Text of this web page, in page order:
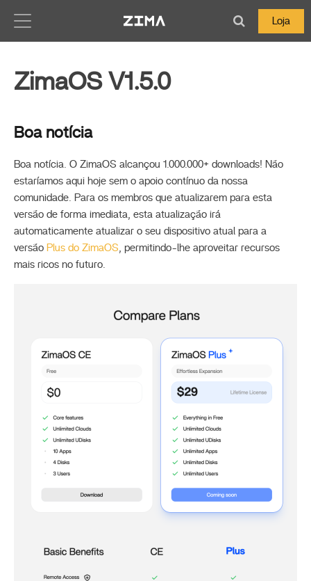
Loja
ZimaOS V1.5.0
Boa notícia
Boa notícia. O ZimaOS alcançou 1.000.000+ downloads! Não
estaríamos aqui hoje sem o apoio contínuo da nossa
comunidade. Para os membros que atualizarem para esta
versão de forma imediata, esta atualização irá
automaticamente atualizar o seu dispositivo atual para a
versão Plus do ZimaOS, permitindo-lhe aproveitar recursos
mais ricos no futuro.